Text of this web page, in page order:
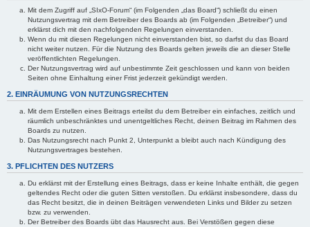
Mit dem Zugriff auf „SIxO-Forum“ (im Folgenden „das Board“) schließt du einen
Nutzungsvertrag mit dem Betreiber des Boards ab (im Folgenden „Betreiber“) und
erklärst dich mit den nachfolgenden Regelungen einverstanden.
Wenn du mit diesen Regelungen nicht einverstanden bist, so darfst du das Board
nicht weiter nutzen. Für die Nutzung des Boards gelten jeweils die an dieser Stelle
veröffentlichten Regelungen.
Der Nutzungsvertrag wird auf unbestimmte Zeit geschlossen und kann von beiden
Seiten ohne Einhaltung einer Frist jederzeit gekündigt werden.
2. EINRÄUMUNG VON NUTZUNGSRECHTEN
Mit dem Erstellen eines Beitrags erteilst du dem Betreiber ein einfaches, zeitlich und
räumlich unbeschränktes und unentgeltliches Recht, deinen Beitrag im Rahmen des
Boards zu nutzen.
Das Nutzungsrecht nach Punkt 2, Unterpunkt a bleibt auch nach Kündigung des
Nutzungsvertrages bestehen.
3. PFLICHTEN DES NUTZERS
Du erklärst mit der Erstellung eines Beitrags, dass er keine Inhalte enthält, die gegen
geltendes Recht oder die guten Sitten verstoßen. Du erklärst insbesondere, dass du
das Recht besitzt, die in deinen Beiträgen verwendeten Links und Bilder zu setzen
bzw. zu verwenden.
Der Betreiber des Boards übt das Hausrecht aus. Bei Verstößen gegen diese